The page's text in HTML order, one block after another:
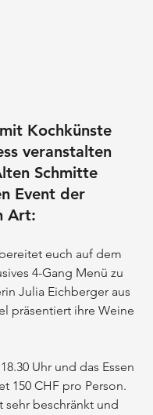
Kochkünste
veranstalten
Schmitte
Event der
Art:
euch auf dem
4-Gang Menü zu
Julia Eichberger aus
präsentiert ihre Weine
Uhr und das Essen
150 CHF pro Person.
sehr beschränkt und